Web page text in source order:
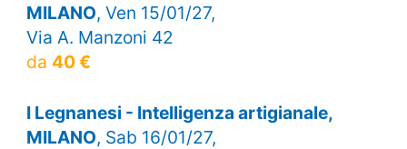
MILANO, Ven 15/01/27,
Via A. Manzoni 42
da 40 €
I Legnanesi - Intelligenza artigianale,
MILANO, Sab 16/01/27,